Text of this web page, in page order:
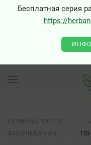
Бесплатная серия
https://
HERBANA.WORLD
ЗАБОЛЕВАНИЯ